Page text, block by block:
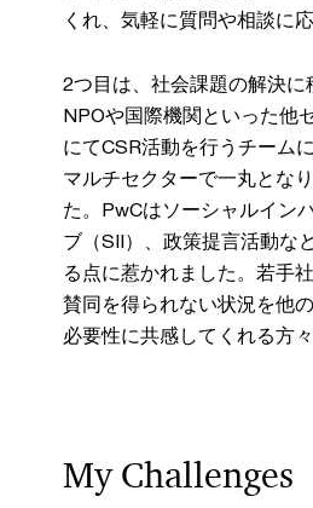
くれ、気軽に質問や相談に
2つ目は、社会課題の解決
NPOや国際機関といった他
にてCSR活動を行うチーム
マルチセクターで一丸とな
た。PwCはソーシャルイン
ブ（SII）、政策提言活動な
る点に惹かれました。若手
賛同を得られない状況を他
必要性に共感してくれる方
My Challenges